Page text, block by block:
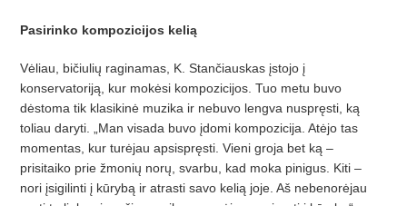
Pasirinko kompozicijos kelią
Vėliau, bičiulių raginamas, K. Stančiauskas įstojo į
konservatoriją, kur mokėsi kompozicijos. Tuo metu buvo
dėstoma tik klasikinė muzika ir nebuvo lengva nuspręsti, ką
toliau daryti. „Man visada buvo įdomi kompozicija. Atėjo tas
momentas, kur turėjau apsispręsti. Vieni groja bet ką –
prisitaiko prie žmonių norų, svarbu, kad moka pinigus. Kiti –
nori įsigilinti į kūrybą ir atrasti savo kelią joje. Aš nebenorėjau